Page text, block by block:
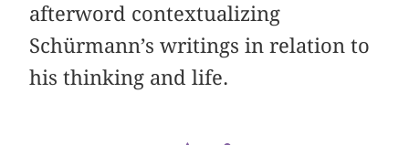
afterword contextualizing
Schürmann’s writings in relation to
his thinking and life.